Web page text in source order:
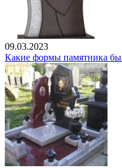
09.03.2023
Какие формы памятника